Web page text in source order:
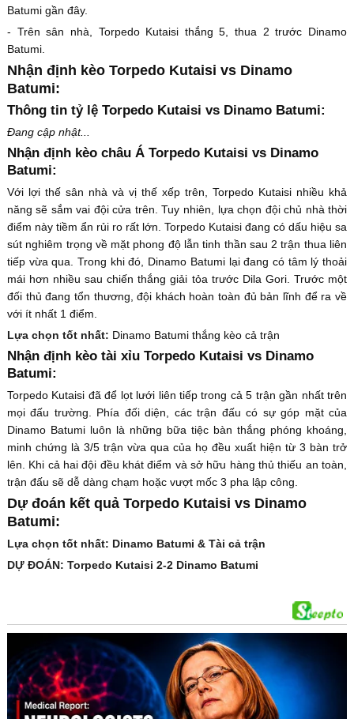
Batumi gần đây.
- Trên sân nhà, Torpedo Kutaisi thắng 5, thua 2 trước Dinamo
Batumi.
Nhận định kèo Torpedo Kutaisi vs Dinamo
Batumi:
Thông tin tỷ lệ Torpedo Kutaisi vs Dinamo Batumi:
Đang cập nhật...
Nhận định kèo châu Á Torpedo Kutaisi vs Dinamo
Batumi:
Với lợi thế sân nhà và vị thế xếp trên, Torpedo Kutaisi nhiều khả
năng sẽ sắm vai đội cửa trên. Tuy nhiên, lựa chọn đội chủ nhà thời
điểm này tiềm ẩn rủi ro rất lớn. Torpedo Kutaisi đang có dấu hiệu sa
sút nghiêm trọng về mặt phong độ lẫn tinh thần sau 2 trận thua liên
tiếp vừa qua. Trong khi đó, Dinamo Batumi lại đang có tâm lý thoải
mái hơn nhiều sau chiến thắng giải tỏa trước Dila Gori. Trước một
đối thủ đang tổn thương, đội khách hoàn toàn đủ bản lĩnh để ra về
với ít nhất 1 điểm.
Lựa chọn tốt nhất: Dinamo Batumi thắng kèo cả trận
Nhận định kèo tài xỉu Torpedo Kutaisi vs Dinamo
Batumi:
Torpedo Kutaisi đã để lọt lưới liên tiếp trong cả 5 trận gần nhất trên
mọi đấu trường. Phía đối diện, các trận đấu có sự góp mặt của
Dinamo Batumi luôn là những bữa tiệc bàn thắng phóng khoáng,
minh chứng là 3/5 trận vừa qua của họ đều xuất hiện từ 3 bàn trở
lên. Khi cả hai đội đều khát điểm và sở hữu hàng thủ thiếu an toàn,
trận đấu sẽ dễ dàng chạm hoặc vượt mốc 3 pha lập công.
Dự đoán kết quả Torpedo Kutaisi vs Dinamo
Batumi:
Lựa chọn tốt nhất: Dinamo Batumi & Tài cả trận
DỰ ĐOÁN: Torpedo Kutaisi 2-2 Dinamo Batumi